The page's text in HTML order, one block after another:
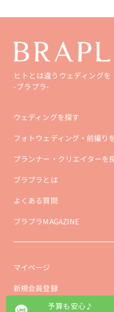
ヒトとは違うウェディングを
-ブラプラ-
ウェディングを探す
フォトウェディング・前撮り
プランナー・クリエイターを
ブラプラとは
よくある質問
ブラプラMAGAZINE
マイページ
新規会員登録
会社概要
予算も安心♪